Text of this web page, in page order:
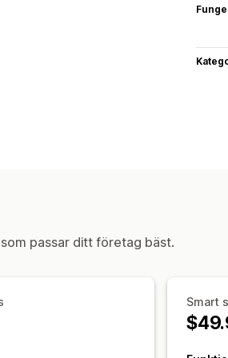
passar ditt företag bäst.
Smart